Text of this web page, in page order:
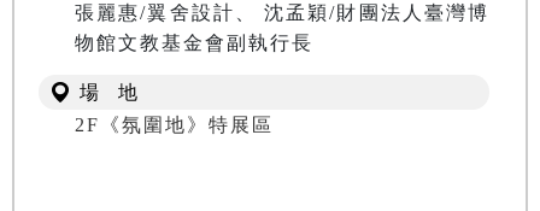
張麗惠/翼舍設計、 沈孟穎/財團法人臺灣博
物館文教基金會副執行長
場 地
2F《氛圍地》特展區